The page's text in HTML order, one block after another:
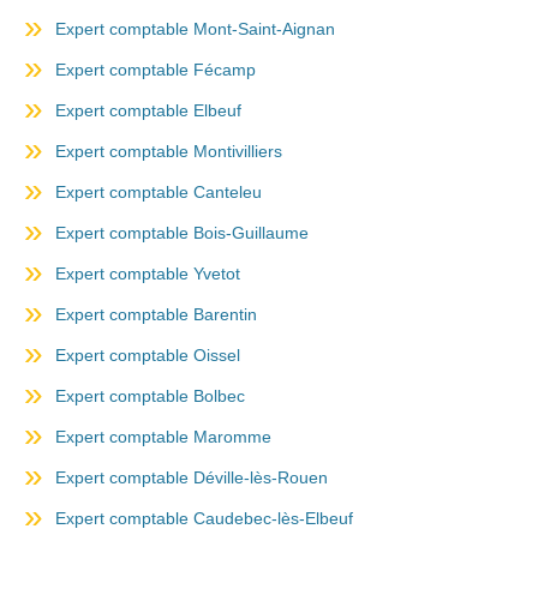
Expert comptable Mont-Saint-Aignan
Expert comptable Fécamp
Expert comptable Elbeuf
Expert comptable Montivilliers
Expert comptable Canteleu
Expert comptable Bois-Guillaume
Expert comptable Yvetot
Expert comptable Barentin
Expert comptable Oissel
Expert comptable Bolbec
Expert comptable Maromme
Expert comptable Déville-lès-Rouen
Expert comptable Caudebec-lès-Elbeuf